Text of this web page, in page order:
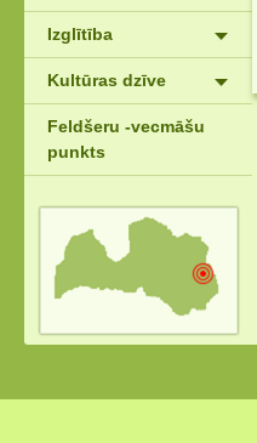
Izglītība
Kultūras dzīve
Feldšeru -vecmāšu
punkts